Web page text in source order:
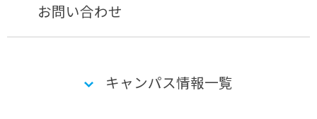
お問い合わせ
キャンパス情報一覧